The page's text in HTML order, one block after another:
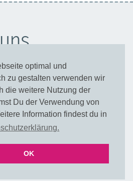
optimal und
zu gestalten verwenden wir
die weitere Nutzung der
Du der Verwendung von
Information findest du in
OK
als PDF
mit Verlauf
Lieferzeiten